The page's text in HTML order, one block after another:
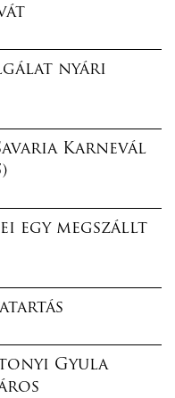
nyári
Karnevál
egy megszállt
Gyula